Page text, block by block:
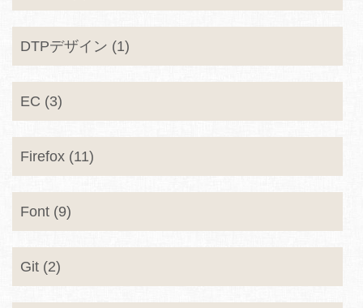
DTPデザイン (1)
EC (3)
Firefox (11)
Font (9)
Git (2)